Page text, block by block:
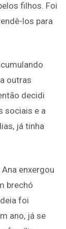
filhos. Foi
los para
outras
decidi
sociais e a
já tinha
enxergou
brechó
foi
ano, já se